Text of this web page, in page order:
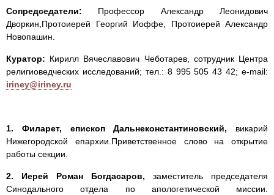
Сопредседатели: Профессор Александр Леонидович
Дворкин,Протоиерей Георгий Иоффе, Протоиерей Александр
Новопашин.
Куратор: Кирилл Вячеславович Чеботарев, сотрудник Центра
религиоведческих исследований; тел.: 8 995 505 43 42; e-mail:
iriney@iriney.ru
1. Филарет, епископ Дальнеконстантиновский, викарий
Нижегородской епархии.Приветственное слово на открытие
работы секции.
2. Иерей Роман Богдасаров, заместитель председателя
Синодального отдела по апологетической миссии.